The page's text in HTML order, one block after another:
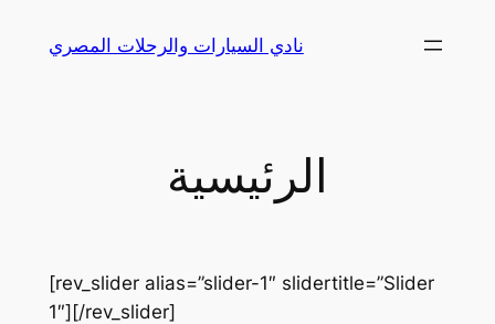
نادي السيارات والرحلات المصري
الرئيسية
[rev_slider alias=”slider-1″ slidertitle=”Slider
1″][/rev_slider]